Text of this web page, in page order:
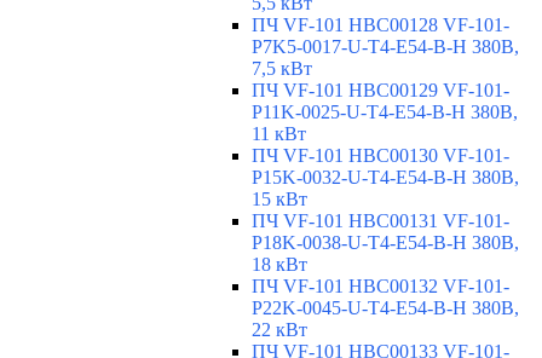
ПЧ VF-101 HBC00128 VF-101-
P7K5-0017-U-T4-E54-B-H 380В,
7,5 кВт
ПЧ VF-101 HBC00129 VF-101-
P11K-0025-U-T4-E54-B-H 380В,
11 кВт
ПЧ VF-101 HBC00130 VF-101-
P15K-0032-U-T4-E54-B-H 380В,
15 кВт
ПЧ VF-101 HBC00131 VF-101-
P18K-0038-U-T4-E54-B-H 380В,
18 кВт
ПЧ VF-101 HBC00132 VF-101-
P22K-0045-U-T4-E54-B-H 380В,
22 кВт
ПЧ VF-101 HBC00133 VF-101-